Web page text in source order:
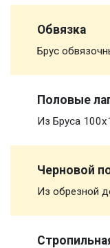
Обвязка
Брус
Половые
Из Бруса
Черновой
Из обрезной